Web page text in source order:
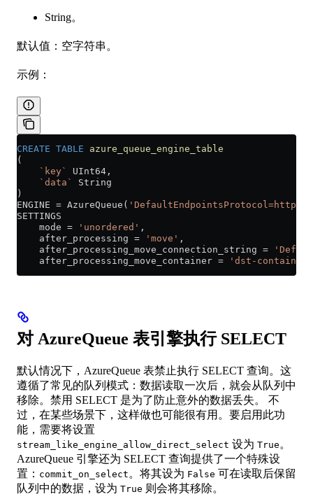
String。
默认值：空字符串。
示例：
CREATE TABLE azure_queue_engine_table
(
    `key`
UInt64,
    `data`
String
)
ENGINE = AzureQueue(
SETTINGS
    mode
= 'unordered' ,
    after_processing
= 'move' ,
    after_processing_move_connection_string
=
    after_processing_move_container
= 'dst-container'
对 AzureQueue 表引擎执行 SELECT
默认情况下，AzureQueue 表禁止执行 SELECT 查询。这
遵循了常见的队列模式：数据读取一次后，就会从队列中
移除。禁用 SELECT 是为了防止意外的数据丢失。 不
过，在某些场景下，这样做也可能很有用。要启用此功
能，需要将设置
stream_like_engine_allow_direct_select 设为 True 。
AzureQueue 引擎还为 SELECT 查询提供了一个特殊设
置： commit_on_select 。将其设为 False 可在读取后保留
队列中的数据，设为 True 则会将其移除。